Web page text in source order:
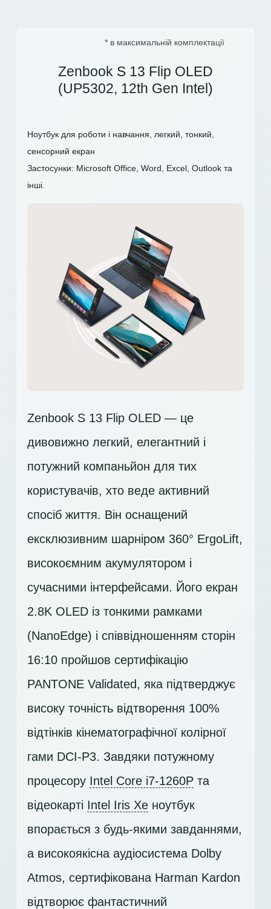
* в максимальній комплектації
Zenbook S 13 Flip OLED
(UP5302, 12th Gen Intel)
Ноутбук для роботи і навчання, легкий, тонкий,
сенсорний екран
Застосунки: Microsoft Office, Word, Excel, Outlook та
інші.
Zenbook S 13 Flip OLED — це
дивовижно легкий, елегантний і
потужний компаньйон для тих
користувачів, хто веде активний
спосіб життя. Він оснащений
ексклюзивним шарніром 360° ErgoLift,
високоємним акумулятором і
сучасними інтерфейсами. Його екран
2.8K OLED із тонкими рамками
(NanoEdge) і співвідношенням сторін
16:10 пройшов сертифікацію
PANTONE Validated, яка підтверджує
високу точність відтворення 100%
відтінків кінематографічної колірної
гами DCI-P3. Завдяки потужному
процесору Intel Core i7-1260P та
відеокарті Intel Iris Xe ноутбук
впорається з будь-якими завданнями,
а високоякісна аудіосистема Dolby
Atmos, сертифікована Harman Kardon
відтворює фантастичний